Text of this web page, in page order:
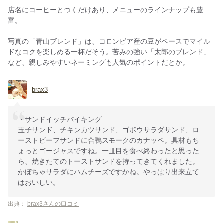
店名にコーヒーとつくだけあり、メニューのラインナップも豊
富。
写真の「青山ブレンド」は、コロンビア産の豆がベースでマイル
ドなコクを楽しめる一杯だそう。苦みの強い「太郎のブレンド」
など、親しみやすいネーミングも人気のポイントだとか。
brax3
・サンドイッチバイキング
玉子サンド、チキンカツサンド、ゴボウサラダサンド、ロ
ーストビーフサンドに合鴨スモークのカナッペ。具材もち
ょっとゴージャスですね。一皿目を食べ終わったと思った
ら、焼きたてのトーストサンドを持ってきてくれました。
かぼちゃサラダにハムチーズですかね。やっぱり出来立て
はおいしい。
出典： brax3さんの口コミ